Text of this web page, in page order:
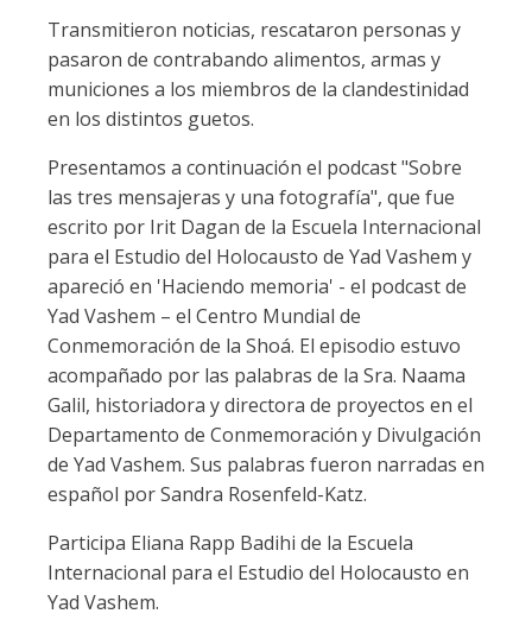
Transmitieron noticias, rescataron personas y
pasaron de contrabando alimentos, armas y
municiones a los miembros de la clandestinidad
en los distintos guetos.
Presentamos a continuación el podcast "Sobre
las tres mensajeras y una fotografía", que fue
escrito por Irit Dagan de la Escuela Internacional
para el Estudio del Holocausto de Yad Vashem y
apareció en 'Haciendo memoria' - el podcast de
Yad Vashem – el Centro Mundial de
Conmemoración de la Shoá. El episodio estuvo
acompañado por las palabras de la Sra. Naama
Galil, historiadora y directora de proyectos en el
Departamento de Conmemoración y Divulgación
de Yad Vashem. Sus palabras fueron narradas en
español por Sandra Rosenfeld-Katz.
Participa Eliana Rapp Badihi de la Escuela
Internacional para el Estudio del Holocausto en
Yad Vashem.